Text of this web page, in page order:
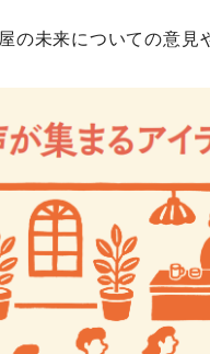
の未来についての意見